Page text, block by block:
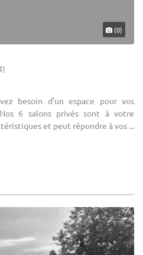
(0)
besoin d'un espace pour vos
6 salons privés sont à votre
et peut répondre à vos ...